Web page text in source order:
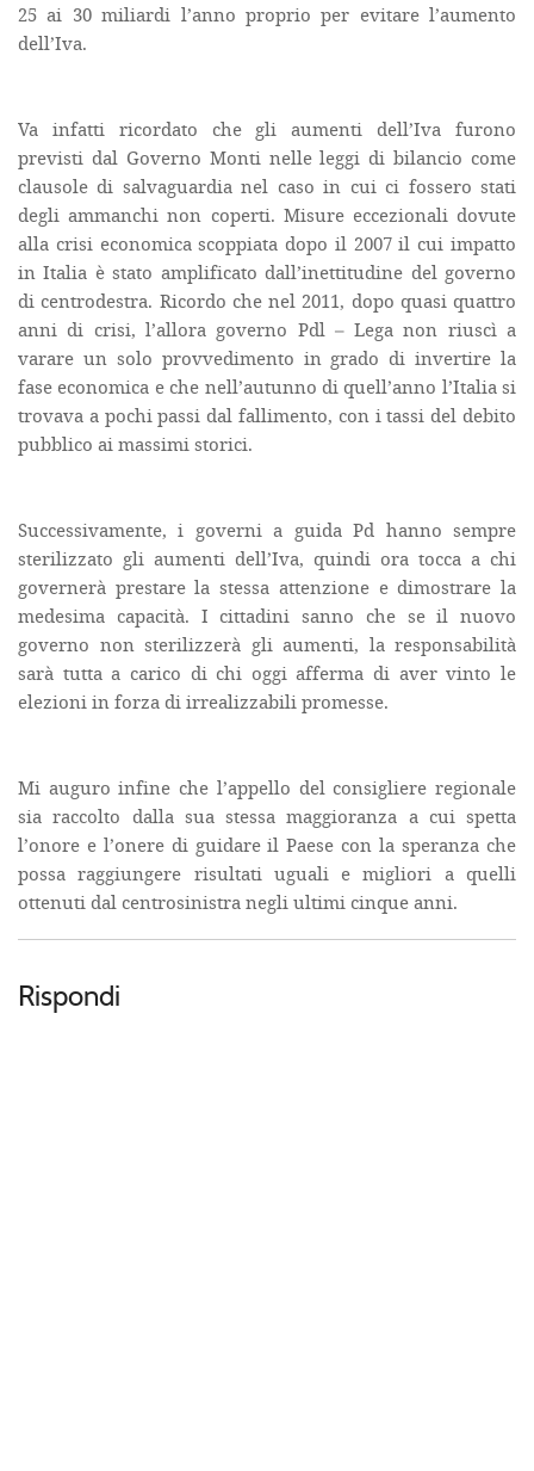
25 ai 30 miliardi l’anno proprio per evitare l’aumento
dell’Iva.
Va infatti ricordato che gli aumenti dell’Iva furono
previsti dal Governo Monti nelle leggi di bilancio come
clausole di salvaguardia nel caso in cui ci fossero stati
degli ammanchi non coperti. Misure eccezionali dovute
alla crisi economica scoppiata dopo il 2007 il cui impatto
in Italia è stato amplificato dall’inettitudine del governo
di centrodestra. Ricordo che nel 2011, dopo quasi quattro
anni di crisi, l’allora governo Pdl – Lega non riuscì a
varare un solo provvedimento in grado di invertire la
fase economica e che nell’autunno di quell’anno l’Italia si
trovava a pochi passi dal fallimento, con i tassi del debito
pubblico ai massimi storici.
Successivamente, i governi a guida Pd hanno sempre
sterilizzato gli aumenti dell’Iva, quindi ora tocca a chi
governerà prestare la stessa attenzione e dimostrare la
medesima capacità. I cittadini sanno che se il nuovo
governo non sterilizzerà gli aumenti, la responsabilità
sarà tutta a carico di chi oggi afferma di aver vinto le
elezioni in forza di irrealizzabili promesse.
Mi auguro infine che l’appello del consigliere regionale
sia raccolto dalla sua stessa maggioranza a cui spetta
l’onore e l’onere di guidare il Paese con la speranza che
possa raggiungere risultati uguali e migliori a quelli
ottenuti dal centrosinistra negli ultimi cinque anni.
Rispondi